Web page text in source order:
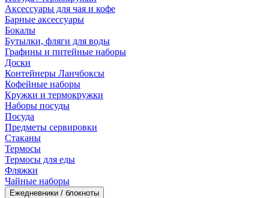
Аксессуары для чая и кофе
Барные аксессуары
Бокалы
Бутылки, фляги для воды
Графины и питейные наборы
Доски
Контейнеры Ланчбоксы
Кофейные наборы
Кружки и термокружки
Наборы посуды
Посуда
Предметы сервировки
Стаканы
Термосы
Термосы для еды
Фляжки
Чайные наборы
Ежедневники / блокноты